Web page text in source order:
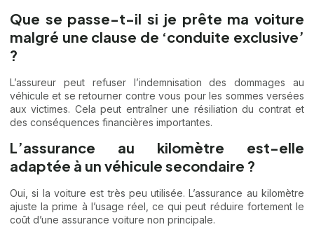
Que se passe-t-il si je prête ma voiture
malgré une clause de ‘conduite exclusive’
?
L’assureur peut refuser l’indemnisation des dommages au
véhicule et se retourner contre vous pour les sommes versées
aux victimes. Cela peut entraîner une résiliation du contrat et
des conséquences financières importantes.
L’assurance au kilomètre est-elle
adaptée à un véhicule secondaire ?
Oui, si la voiture est très peu utilisée. L’assurance au kilomètre
ajuste la prime à l’usage réel, ce qui peut réduire fortement le
coût d’une assurance voiture non principale.